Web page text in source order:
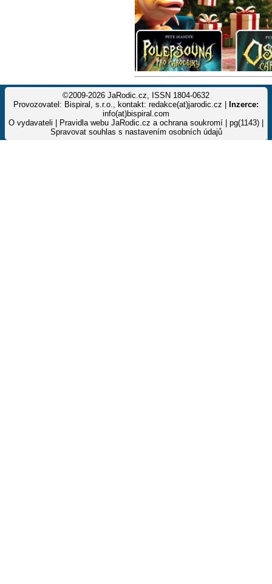
©2009-2026 JaRodic.cz, ISSN 1804-0632
Provozovatel: Bispiral, s.r.o., kontakt: redakce(at)jarodic.cz |
Inzerce:
info(at)bispiral.com
O vydavateli
Pravidla webu JaRodic.cz a ochrana soukromí | pg(1143) |
Spravovat souhlas s nastavením osobních údajů